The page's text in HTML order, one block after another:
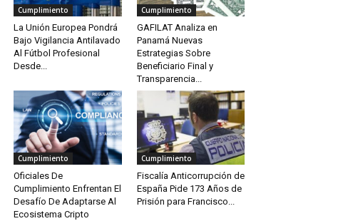
Cumplimiento
La Unión Europea Pondrá
Bajo Vigilancia Antilavado
Al Fútbol Profesional
Desde...
Cumplimiento
GAFILAT Analiza en
Panamá Nuevas
Estrategias Sobre
Beneficiario Final y
Transparencia...
Cumplimiento
Oficiales De
Cumplimiento Enfrentan El
Desafío De Adaptarse Al
Ecosistema Cripto
Cumplimiento
Fiscalía Anticorrupción de
España Pide 173 Años de
Prisión para Francisco...